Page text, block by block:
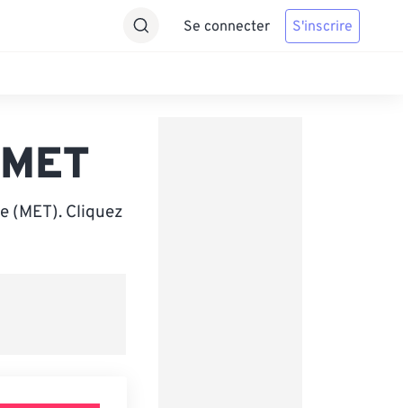
Se connecter S'inscrire
(MET). Cliquez